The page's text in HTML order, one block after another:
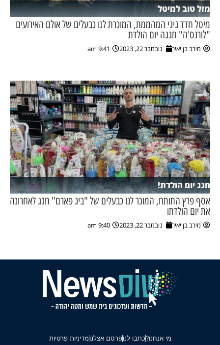
מזל טוב למיטל
מיטל חדד גיגי המהממת, המוכרת לנו כבעלים של אולם האירועים
"לורנס'ה" חגגה יום הולדת
מירב בן יאיר נובמבר 22, 2023 9:41 am
חגג יום הולדת!
אסף פרץ התותח, המוכר לנו כבעלים של "ביג פארם" חגג לאחרונה
את יום הולדתו
מירב בן יאיר נובמבר 22, 2023 9:40 am
מי אנחנו?כתבו לנופרסם אצלנומדיניות פרטיות